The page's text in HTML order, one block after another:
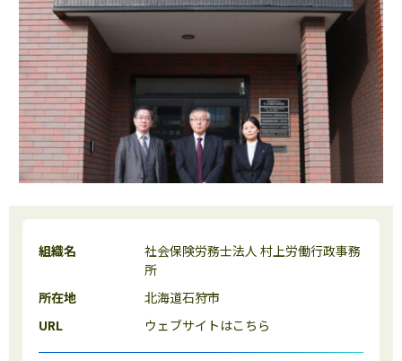
組織名
社会保険労務士法人 村上労働行政事務
所
所在地
北海道石狩市
URL
ウェブサイトはこちら